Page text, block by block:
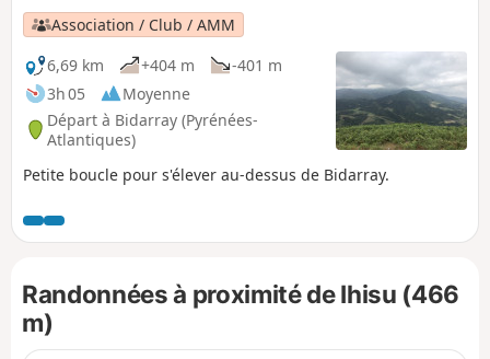
Association / Club / AMM
6,69 km
+404 m
-401 m
3h 05
Moyenne
Départ à Bidarray (Pyrénées-
Atlantiques)
Petite boucle pour s'élever au-dessus de Bidarray.
Randonnées à proximité de Ihisu (466
m)